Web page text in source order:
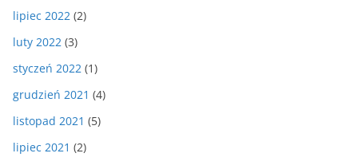
lipiec 2022 (2)
luty 2022 (3)
styczeń 2022 (1)
grudzień 2021 (4)
listopad 2021 (5)
lipiec 2021 (2)